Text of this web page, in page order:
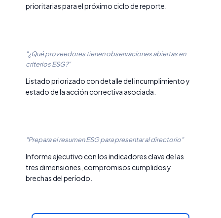
prioritarias para el próximo ciclo de reporte.
"¿Qué proveedores tienen observaciones abiertas en
criterios ESG?"
Listado priorizado con detalle del incumplimiento y
estado de la acción correctiva asociada.
"Prepara el resumen ESG para presentar al directorio"
Informe ejecutivo con los indicadores clave de las
tres dimensiones, compromisos cumplidos y
brechas del período.